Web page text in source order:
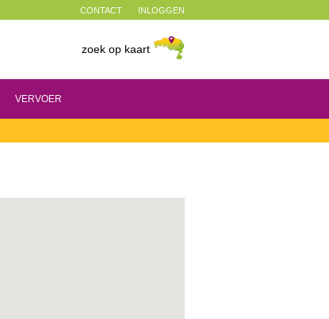
INLOGGEN
CONTACT
zoek op kaart
VERVOER